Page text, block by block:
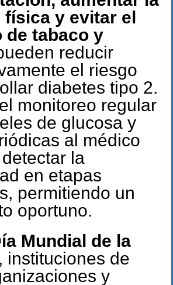
y evitar el
de tabaco y
reducir
el riesgo
diabetes tipo 2.
monitoreo regular
de glucosa y
al médico
la
en etapas
permitiendo un
oportuno.
Mundial de la
, instituciones de
y